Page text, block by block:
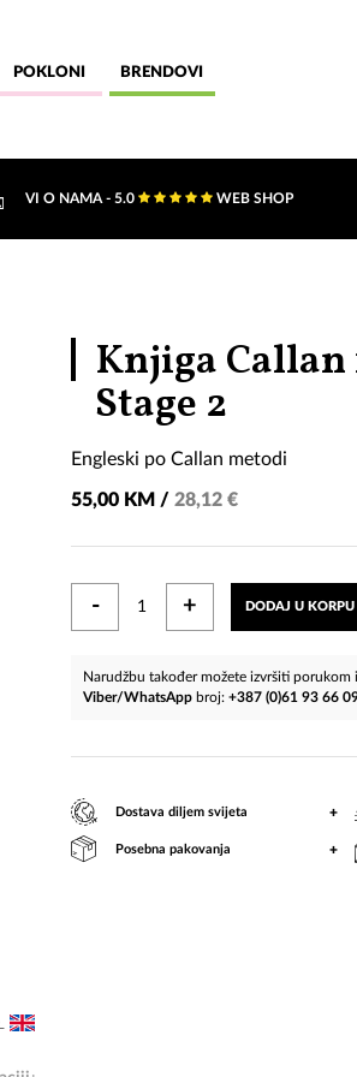
POKLONI BRENDOVI
VI O NAMA - 5.0 WEB SHOP
Knjiga
Stage 2
po
Callan
Engleski po Callan metodi
55,00 KM /28,12 €
- + DODAJ U KORPU
Narudžbu također možete izvršiti porukom
Viber/WhatsApp broj:+387 (0)61 93 66
Dostava diljem svijeta +
Posebna pakovanja +